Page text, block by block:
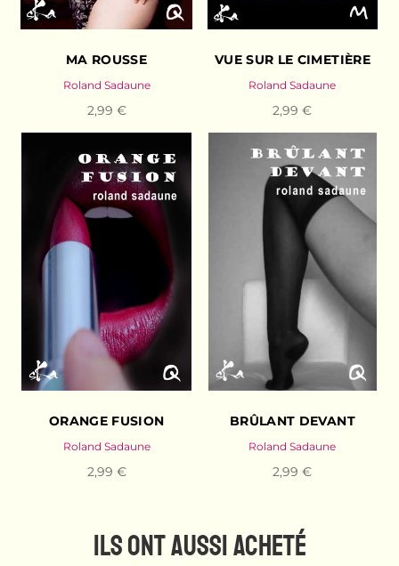
MA ROUSSE
Roland Sadaune
2,99 €
VUE SUR LE CIMETIÈRE
Roland Sadaune
2,99 €
ORANGE FUSION
Roland Sadaune
2,99 €
BRÛLANT DEVANT
Roland Sadaune
2,99 €
ILS ONT AUSSI ACHETÉ